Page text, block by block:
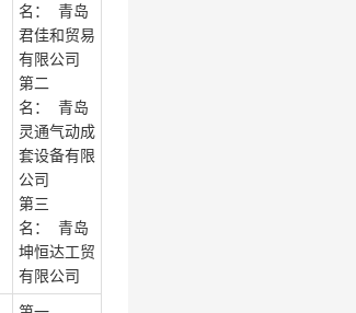
名： 青岛
君佳和贸易
有限公司
第二
名： 青岛
灵通气动成
套设备有限
公司
第三
名： 青岛
坤恒达工贸
有限公司